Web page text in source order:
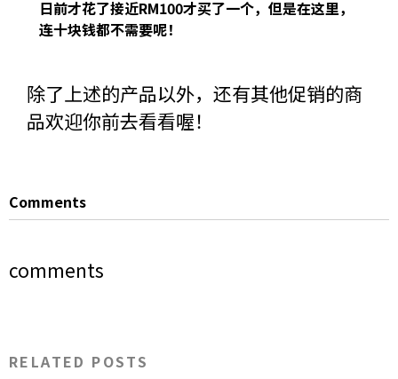
日前才花了接近RM100才买了一个，但是在这里，
连十块钱都不需要呢！
除了上述的产品以外，还有其他促销的商
品欢迎你前去看看喔！
Comments
comments
RELATED POSTS